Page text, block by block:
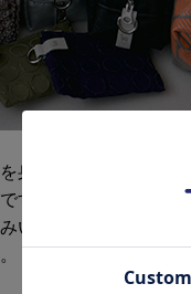
身近に使っていただ
す。別売りの大きな
いただけます。シリ